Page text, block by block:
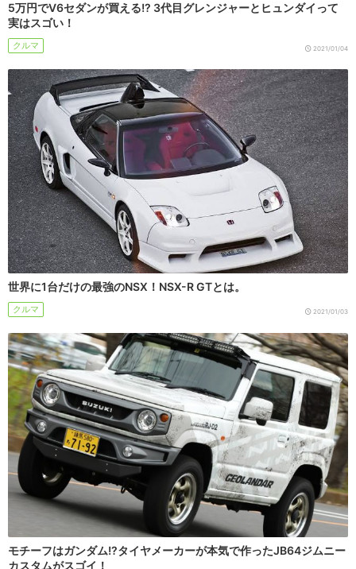
5万円でV6セダンが買える!? 3代目グレンジャーとヒュンダイって
実はスゴい！
クルマ 2021/01/04
世界に1台だけの最強のNSX！NSX-R GTとは。
クルマ 2021/01/03
モチーフはガンダム!?タイヤメーカーが本気で作ったJB64ジムニー
カスタムがスゴイ！